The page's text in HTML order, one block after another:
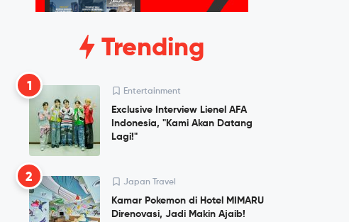
Trending
1 Entertainment
Exclusive Interview Lienel AFA
Indonesia, "Kami Akan Datang
Lagi!"
2 Japan Travel
Kamar Pokemon di Hotel MIMARU
Direnovasi, Jadi Makin Ajaib!